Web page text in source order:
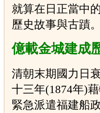
就算在日正當中
歷史故事與古蹟。
億載金城建成
清朝末期國力日
十三年(1874年)
緊急派遣福建船